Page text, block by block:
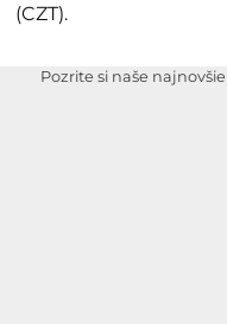
(CZT).
Pozrite si naše